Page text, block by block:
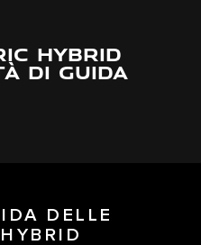
HYBRID
DI GUIDA
DELLE